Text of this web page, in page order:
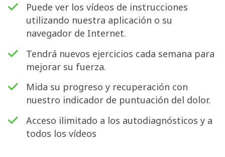
Puede ver los vídeos de instrucciones
utilizando nuestra aplicación o su
navegador de Internet.
Tendrá nuevos ejercicios cada semana para
mejorar su fuerza.
Mida su progreso y recuperación con
nuestro indicador de puntuación del dolor.
Acceso ilimitado a los autodiagnósticos y a
todos los vídeos